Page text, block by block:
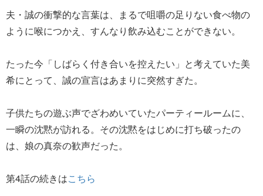
夫・誠の衝撃的な言葉は、まるで咀嚼の足りない食べ物の
ように喉につかえ、すんなり飲み込むことができない。
たった今「しばらく付き合いを控えたい」と考えていた美
希にとって、誠の宣言はあまりに突然すぎた。
子供たちの遊ぶ声でざわめいていたパーティールームに、
一瞬の沈黙が訪れる。その沈黙をはじめに打ち破ったの
は、娘の真奈の歓声だった。
第4話の続きはこちら